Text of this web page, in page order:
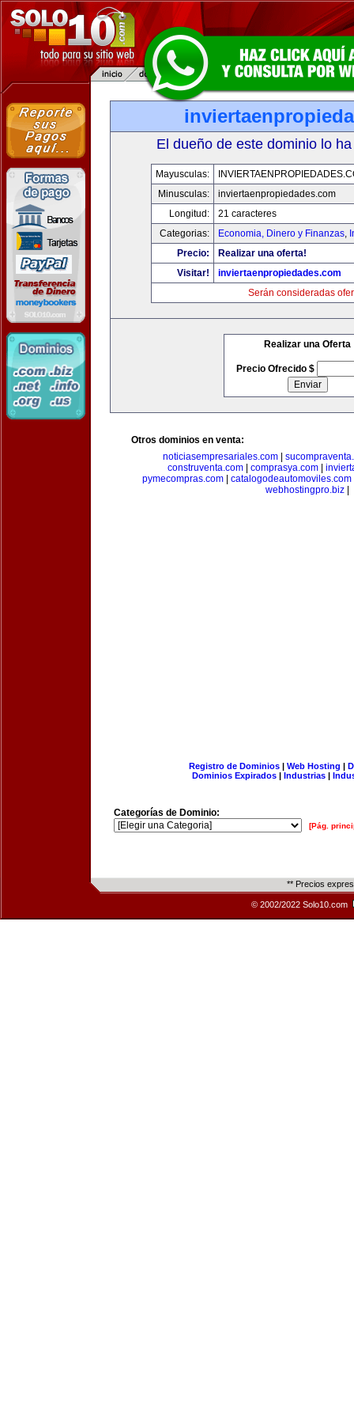
El dueño de este dominio lo
Mayusculas:
Minusculas:
inviertaenpropiedades.com
Longitud:
21 caracteres
Categorias:
Economia, Dinero y Finanzas,
Precio:
Realizar una oferta!
Visitar!
inviertaenpropiedades.com
Serán consideradas
Realizar una Oferta
Precio Ofrecido $
Otros dominios en venta:
noticiasempresariales.com|
construventa.com| comprasya.com|
pymecompras.com| catalogodeautomoviles.com
webhostingpro.biz
Registro de Dominios| Web Hosting |
Dominios Expirados | Industrias |
Categorías de Dominio:
[Pág.
** Precios
© 2002/2022 Solo10.com